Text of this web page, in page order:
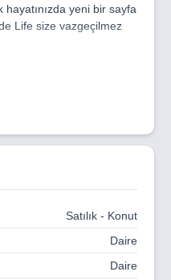
hayatınızda yeni bir sayfa
Life size vazgeçilmez
ve diğer olanaklara
düzenlemeler
ayrıca yaşam
Bu,
ve başka hiçbir yerde
Satılık - Konut
Daire
Daire